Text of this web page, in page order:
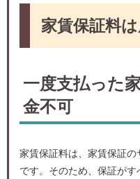
家賃保証料
一度支払った
金不可
家賃保証料は、家賃保証
です。そのため、保証が